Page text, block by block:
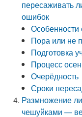
пересаживать
ошибок
Особенности
Пора или не
Подготовка
Процесс
Очерёдность
Сроки
Размножение
чешуйками —